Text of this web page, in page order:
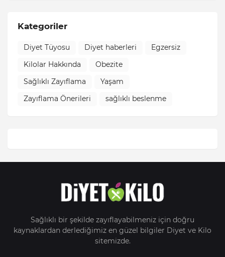
Kategoriler
Diyet Tüyosu Diyet haberleri
Egzersiz
Kilolar Hakkında
Obezite
Sağlıklı Zayıflama
Yaşam
Zayıflama Önerileri
sağlıklı beslenme
Sağlıklı bir şekilde zayıflayabilmeniz için doğru
kaynaklardan derlediğimiz en güzel bilgiler Diyet ve Kilo
sitemizde.